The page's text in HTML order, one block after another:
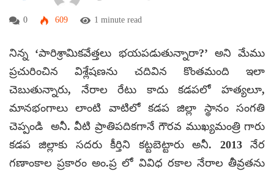
0 609 1 minute read
నిన్న ‘పారిశ్రామికవేత్తలు భయపడుతున్నారా?’ అని మేము
ప్రచురించిన విశ్లేషణను చదివిన కొంతమంది ఇలా
చెబుతున్నారు, నేరాల రేటు కాదు కడపలో హత్యలూ,
మానభంగాలు లాంటి వాటిలో కడప జిల్లా స్థానం సంగతి
చెప్పండి అనీ. వీటి ప్రాతిపదికగానే గౌరవ ముఖ్యమంత్రి గారు
కడప జిల్లాకు సదరు కీర్తిని కట్టబెట్టారు అనీ. 2013 నేర
గణాంకాల ప్రకారం అం.ప్ర లో వివిధ రకాల నేరాల తీవ్రతను